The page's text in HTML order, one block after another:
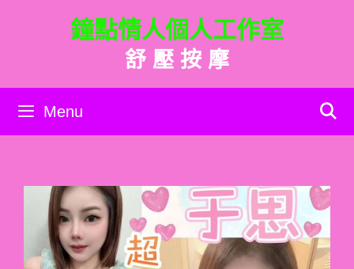
內
鐘點情人個人工作室
舒 壓 按 摩
Menu